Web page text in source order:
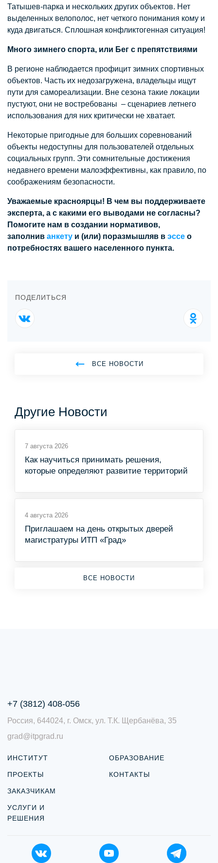
Татышев-парка и нескольких других объектов. Нет
выделенных велополос, нет четкого понимания кому и
куда двигаться. Сплошная конфликтогенная ситуация!
Много зимнего спорта, или Бег с препятствиями
В регионе наблюдается профицит зимних спортивных
объектов. Часть их недозагружена, владельцы ищут
пути для самореализации. Вне сезона такие локации
пустуют, они не востребованы – сценариев летнего
использования для них критически не хватает.
Некоторые пригодные для больших соревнований
объекты недоступны для пользователей отдельных
социальных групп. Эти сомнительные достижения
недавнего времени малоэффективны, как правило, по
соображениям безопасности.
Уважаемые красноярцы! В чем вы поддерживаете
эксперта, а с какими его выводами не согласны?
Помогите нам в создании нормативов,
заполнив анкету и (или) поразмышляв в эссе о
потребностях вашего населенного пункта.
ВСЕ НОВОСТИ
ПОДЕЛИТЬСЯ
Другие Новости
7 августа 2026
Как научиться принимать решения,
которые определяют развитие территорий
4 августа 2026
Приглашаем на день открытых дверей
магистратуры ИТП «Град»
ВСЕ НОВОСТИ
+7 (3812) 408-056
Россия, 644024, г. Омск, ул. Т.К. Щербанёва, 35
grad@itpgrad.ru
ИНСТИТУТ
ПРОЕКТЫ
ЗАКАЗЧИКАМ
УСЛУГИ И
РЕШЕНИЯ
ОБРАЗОВАНИЕ
КОНТАКТЫ